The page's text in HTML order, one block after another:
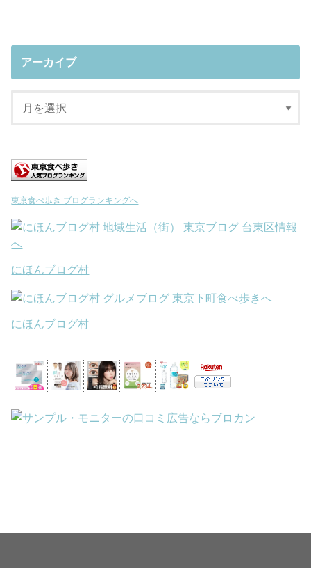
アーカイブ
東京食べ歩き ブログランキングへ
にほんブログ村
にほんブログ村